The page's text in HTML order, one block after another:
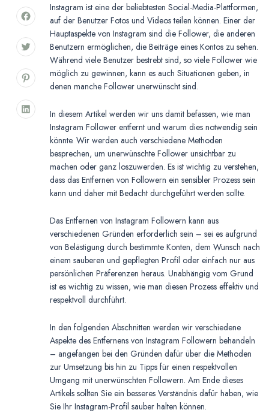
Instagram ist eine der beliebtesten Social-Media-Plattformen,
auf der Benutzer Fotos und Videos teilen können. Einer der
Hauptaspekte von Instagram sind die Follower, die anderen
Benutzern ermöglichen, die Beiträge eines Kontos zu sehen.
Während viele Benutzer bestrebt sind, so viele Follower wie
möglich zu gewinnen, kann es auch Situationen geben, in
denen manche Follower unerwünscht sind.
In diesem Artikel werden wir uns damit befassen, wie man
Instagram Follower entfernt und warum dies notwendig sein
könnte. Wir werden auch verschiedene Methoden
besprechen, um unerwünschte Follower unsichtbar zu
machen oder ganz loszuwerden. Es ist wichtig zu verstehen,
dass das Entfernen von Followern ein sensibler Prozess sein
kann und daher mit Bedacht durchgeführt werden sollte.
Das Entfernen von Instagram Followern kann aus
verschiedenen Gründen erforderlich sein – sei es aufgrund
von Belästigung durch bestimmte Konten, dem Wunsch nach
einem sauberen und gepflegten Profil oder einfach nur aus
persönlichen Präferenzen heraus. Unabhängig vom Grund
ist es wichtig zu wissen, wie man diesen Prozess effektiv und
respektvoll durchführt.
In den folgenden Abschnitten werden wir verschiedene
Aspekte des Entfernens von Instagram Followern behandeln
– angefangen bei den Gründen dafür über die Methoden
zur Umsetzung bis hin zu Tipps für einen respektvollen
Umgang mit unerwünschten Followern. Am Ende dieses
Artikels sollten Sie ein besseres Verständnis dafür haben, wie
Sie Ihr Instagram-Profil sauber halten können.